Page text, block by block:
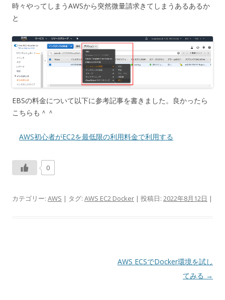
時々やってしまうAWSから突然微量請求きてしまうあるあるか
と
EBSの料金について以下に参考記事を書きました。良かったら
こちらも＾＾
AWS初心者がEC2を最低限の利用料金で利用する
0
カテゴリー: AWS | タグ: AWS EC2 Docker | 投稿日: 2022年8月12日 |
AWS ECSでDocker環境を試し
てみる →